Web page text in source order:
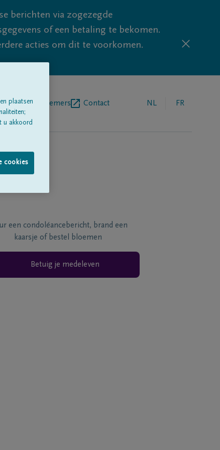
berichten via zogezegde
of een betaling te bekomen.
acties om dit te voorkomen.
Contact NL FR
een condoléancebericht, brand een
kaarsje of bestel bloemen
Betuig je medeleven
plaatsen
u akkoord
cookies